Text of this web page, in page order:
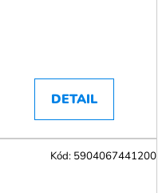
DETAIL
Kód: 5904067441200